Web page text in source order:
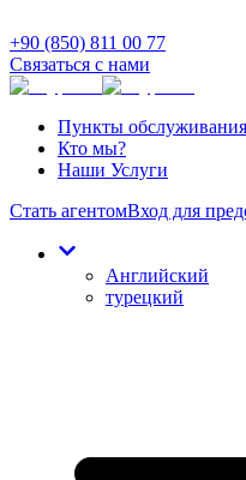
+90 (850) 811 00 77
Связаться с нами
Пункты обслуживания
Кто мы?
Наши Услуги
Стать агентомВход для
Английский
турецкий